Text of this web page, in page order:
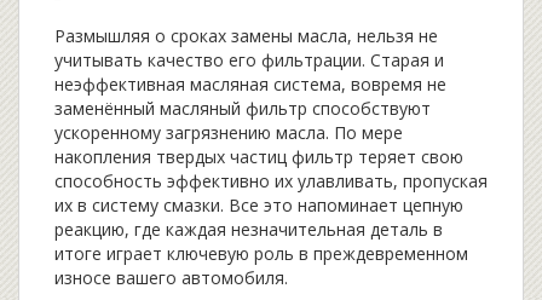
Размышляя о сроках замены масла, нельзя не
учитывать качество его фильтрации. Старая и
неэффективная масляная система, вовремя не
заменённый масляный фильтр способствуют
ускоренному загрязнению масла. По мере
накопления твердых частиц фильтр теряет свою
способность эффективно их улавливать, пропуская
их в систему смазки. Все это напоминает цепную
реакцию, где каждая незначительная деталь в
итоге играет ключевую роль в преждевременном
износе вашего автомобиля.